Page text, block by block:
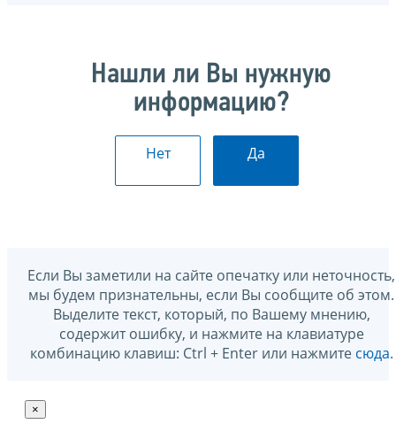
Нашли ли Вы нужную
информацию?
Нет Да
Если Вы заметили на сайте опечатку или неточность,
мы будем признательны, если Вы сообщите об этом.
Выделите текст, который, по Вашему мнению,
содержит ошибку, и нажмите на клавиатуре
комбинацию клавиш: Ctrl + Enter или нажмите сюда.
×